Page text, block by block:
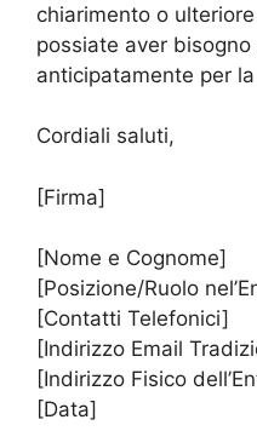
chiarimento o
possiate aver
anticipatamente per
Cordiali saluti,
[Firma]
[Nome e Cognome]
[Posizione/Ruolo
[Contatti Telefonici]
[Indirizzo Email
[Indirizzo Fisico
[Data]